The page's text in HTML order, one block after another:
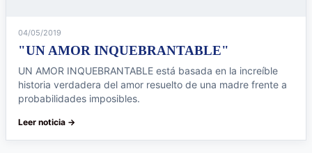
04/05/2019
"UN AMOR INQUEBRANTABLE"
UN AMOR INQUEBRANTABLE está basada en la increíble
historia verdadera del amor resuelto de una madre frente a
probabilidades imposibles.
Leer noticia →